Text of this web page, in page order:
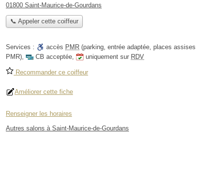
01800 Saint-Maurice-de-Gourdans
📞 Appeler cette coiffeur
Services : accès PMR (parking, entrée adaptée, places assises
PMR), CB acceptée, uniquement sur RDV
Recommander ce coiffeur
Améliorer cette fiche
Renseigner les horaires
Autres salons à Saint-Maurice-de-Gourdans